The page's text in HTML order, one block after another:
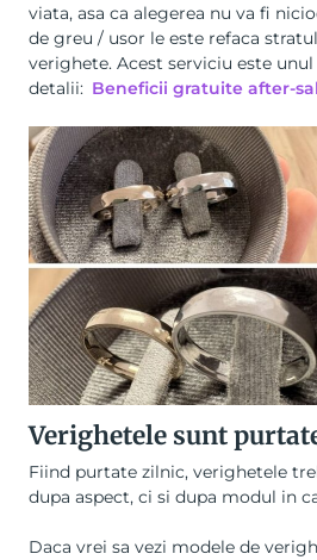
viata, asa ca alegerea nu va fi
de greu / usor le este refaca
verighete. Acest serviciu este
detalii: Beneficii gratuite after-
Verighetele sunt
Fiind purtate zilnic, verighetele
dupa aspect, ci si dupa modul in
Daca vrei sa vezi modele de